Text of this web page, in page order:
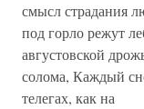
смысл страдания
под горло режут
августовской
солома, Каждый
телегах, как на